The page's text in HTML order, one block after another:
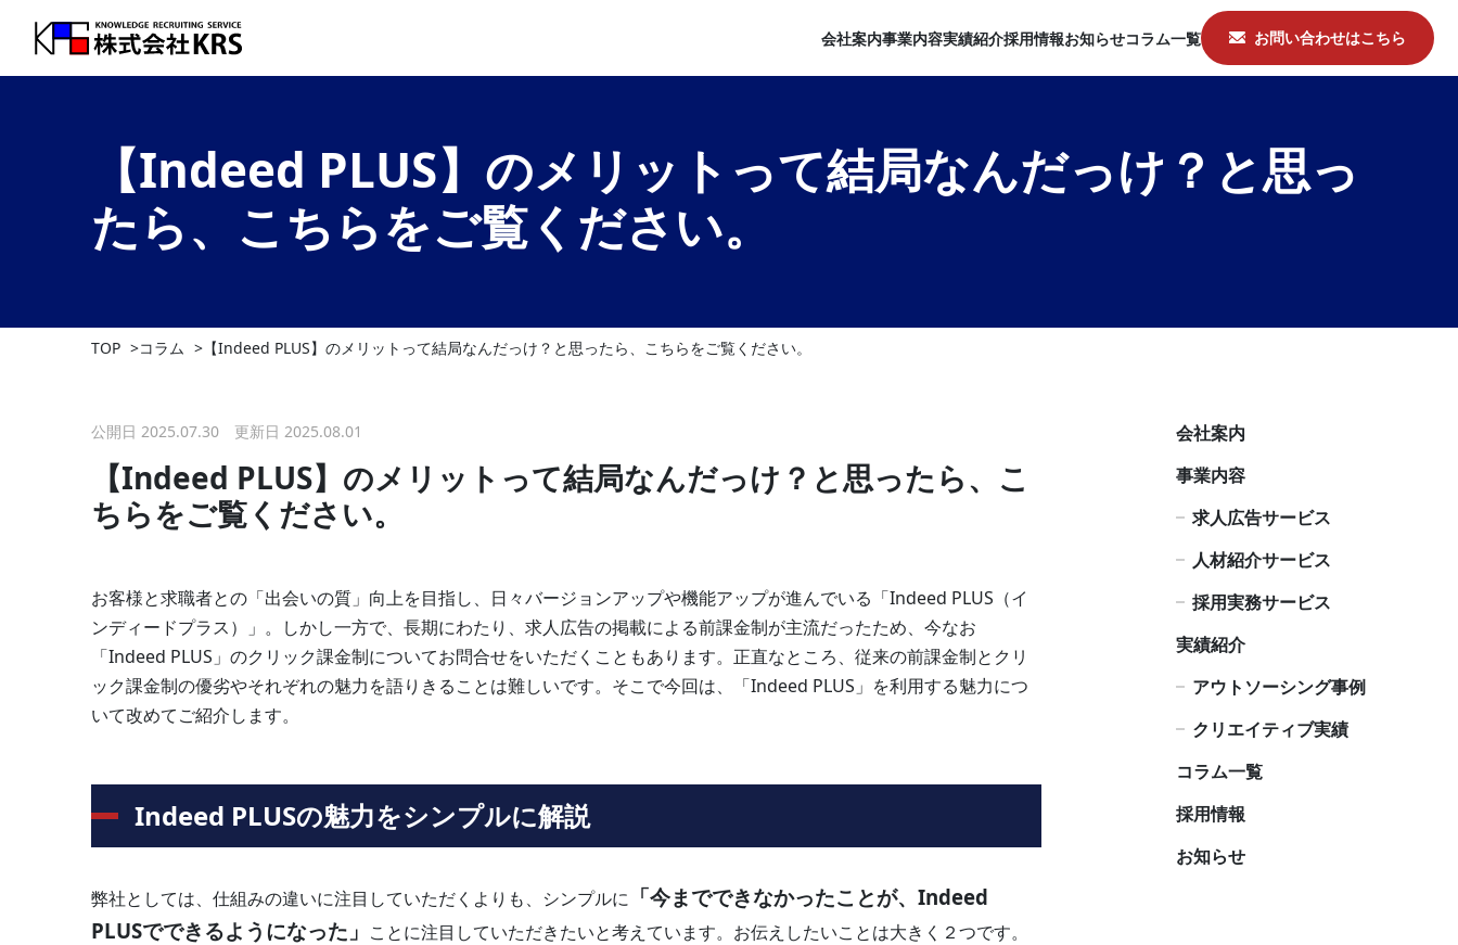
会社案内事業内容実績紹介採用情報お知らせコラム一覧 お問い合わせはこちら
【Indeed PLUS】のメリットって結局なんだっけ？と思っ
たら、こちらをご覧ください。
TOP コラム 【Indeed PLUS】のメリットって結局なんだっけ？と思ったら、こちらをご覧ください。
公開日 2025.07.30 更新日 2025.08.01
【Indeed PLUS】のメリットって結局なんだっけ？と思ったら、こ
ちらをご覧ください。
お客様と求職者との「出会いの質」向上を目指し、日々バージョンアップや機能アップが進んでいる「Indeed PLUS（イ
ンディードプラス）」。しかし一方で、長期にわたり、求人広告の掲載による前課金制が主流だったため、今なお
「Indeed PLUS」のクリック課金制についてお問合せをいただくこともあります。正直なところ、従来の前課金制とクリ
ック課金制の優劣やそれぞれの魅力を語りきることは難しいです。そこで今回は、「Indeed PLUS」を利用する魅力につ
いて改めてご紹介します。
Indeed PLUSの魅力をシンプルに解説
弊社としては、仕組みの違いに注目していただくよりも、シンプルに 「今までできなかったことが、Indeed
PLUSでできるようになった」 ことに注目していただきたいと考えています。お伝えしたいことは大きく２つです。
会社案内
事業内容
求人広告サービス
人材紹介サービス
採用実務サービス
実績紹介
アウトソーシング事例
クリエイティブ実績
コラム一覧
採用情報
お知らせ